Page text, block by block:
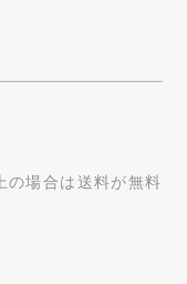
場合は送料が無料